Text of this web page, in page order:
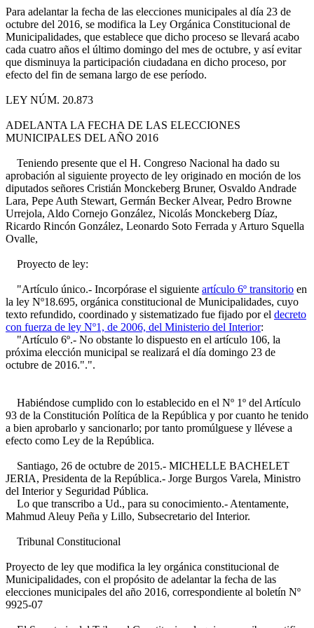
Para adelantar la fecha de las elecciones municipales al día 23 de
octubre del 2016, se modifica la Ley Orgánica Constitucional de
Municipalidades, que establece que dicho proceso se llevará acabo
cada cuatro años el último domingo del mes de octubre, y así evitar
que disminuya la participación ciudadana en dicho proceso, por
efecto del fin de semana largo de ese período.
LEY NÚM. 20.873
ADELANTA LA FECHA DE LAS ELECCIONES
MUNICIPALES DEL AÑO 2016
Teniendo presente que el H. Congreso Nacional ha dado su
aprobación al siguiente proyecto de ley originado en moción de los
diputados señores Cristián Monckeberg Bruner, Osvaldo Andrade
Lara, Pepe Auth Stewart, Germán Becker Alvear, Pedro Browne
Urrejola, Aldo Cornejo González, Nicolás Monckeberg Díaz,
Ricardo Rincón González, Leonardo Soto Ferrada y Arturo Squella
Ovalle,
Proyecto de ley:
"Artículo único.- Incorpórase el siguiente artículo 6º transitorio en
la ley Nº18.695, orgánica constitucional de Municipalidades, cuyo
texto refundido, coordinado y sistematizado fue fijado por el decreto
con fuerza de ley Nº1, de 2006, del Ministerio del Interior:
"Artículo 6º.- No obstante lo dispuesto en el artículo 106, la
próxima elección municipal se realizará el día domingo 23 de
octubre de 2016.".".
Habiéndose cumplido con lo establecido en el Nº 1º del Artículo
93 de la Constitución Política de la República y por cuanto he tenido
a bien aprobarlo y sancionarlo; por tanto promúlguese y llévese a
efecto como Ley de la República.
Santiago, 26 de octubre de 2015.- MICHELLE BACHELET
JERIA, Presidenta de la República.- Jorge Burgos Varela, Ministro
del Interior y Seguridad Pública.
Lo que transcribo a Ud., para su conocimiento.- Atentamente,
Mahmud Aleuy Peña y Lillo, Subsecretario del Interior.
Tribunal Constitucional
Proyecto de ley que modifica la ley orgánica constitucional de
Municipalidades, con el propósito de adelantar la fecha de las
elecciones municipales del año 2016, correspondiente al boletín Nº
9925-07